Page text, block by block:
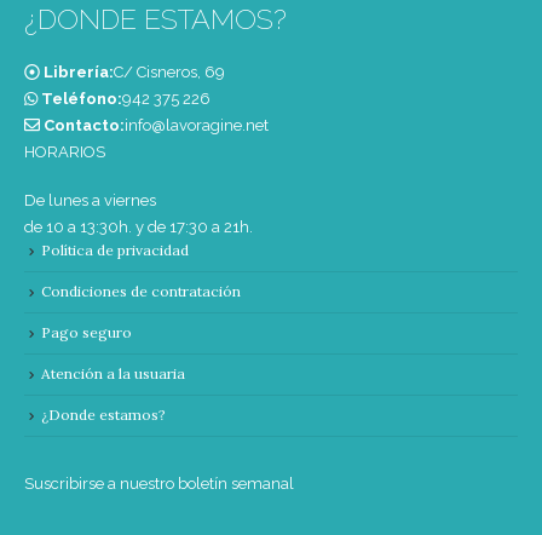
¿DONDE ESTAMOS?
Librería:C/ Cisneros, 69
Teléfono:‭942 375 226‬
Contacto:info@lavoragine.net
HORARIOS
De lunes a viernes
de 10 a 13:30h. y de 17:30 a 21h.
Política de privacidad
Condiciones de contratación
Pago seguro
Atención a la usuaria
¿Donde estamos?
Suscribirse a nuestro boletín semanal